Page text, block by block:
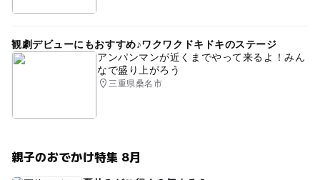
観劇デビューにもおすすめ♪ワクワクドキドキのステージ
アンパンマンが近くまでやって来るよ！みん
なで盛り上がろう
三重県桑名市
親子のおでかけ特集 8月